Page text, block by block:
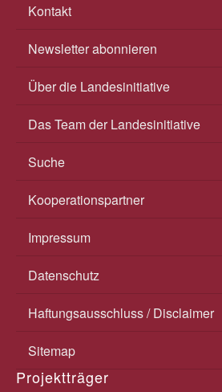
Kontakt
Newsletter abonnieren
Über die Landesinitiative
Das Team der Landesinitiative
Suche
Kooperationspartner
Impressum
Datenschutz
Haftungsausschluss / Disclaimer
Sitemap
Projektträger